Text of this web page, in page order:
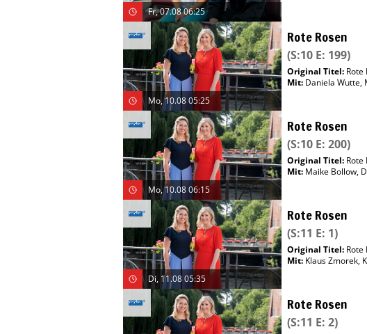
Fr, 07.08 06:25
Mo, 10.08 05:25
Rote Rosen
(S:10 E: 199)
Original Titel: Rote
Mit: Daniela Wutte,
Mo, 10.08 06:15
Rote Rosen
(S:10 E: 200)
Original Titel: Rote
Mit: Maike Bollow,
Di, 11.08 05:35
Rote Rosen
(S:11 E: 1)
Original Titel: Rote
Mit: Klaus Zmorek,
Rote Rosen
(S:11 E: 2)